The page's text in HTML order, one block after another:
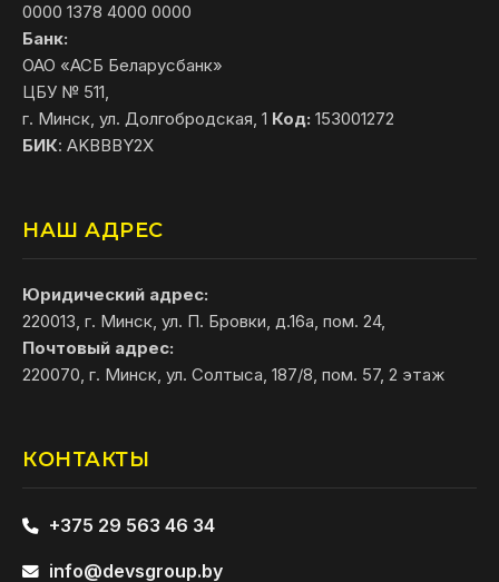
0000 1378 4000 0000
Банк:
ОАО «АСБ Беларусбанк»
ЦБУ № 511,
г. Минск, ул. Долгобродская, 1 Код: 153001272
БИК: AKBBBY2X
НАШ АДРЕС
Юридический адрес:
220013, г. Минск, ул. П. Бровки, д.16а, пом. 24,
Почтовый адрес:
220070, г. Минск, ул. Солтыса, 187/8, пом. 57, 2 этаж
КОНТАКТЫ
+375 29 563 46 34
info@devsgroup.by